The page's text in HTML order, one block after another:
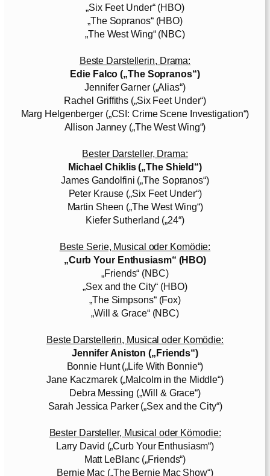
„Six Feet Under“ (HBO)
„The Sopranos“ (HBO)
„The West Wing“ (NBC)
Beste Darstellerin, Drama:
Edie Falco („The Sopranos“)
Jennifer Garner („Alias“)
Rachel Griffiths („Six Feet Under“)
Marg Helgenberger („CSI: Crime Scene Investigation“)
Allison Janney („The West Wing“)
Bester Darsteller, Drama:
Michael Chiklis („The Shield“)
James Gandolfini („The Sopranos“)
Peter Krause („Six Feet Under“)
Martin Sheen („The West Wing“)
Kiefer Sutherland („24“)
Beste Serie, Musical oder Komödie:
„Curb Your Enthusiasm“ (HBO)
„Friends“ (NBC)
„Sex and the City“ (HBO)
„The Simpsons“ (Fox)
„Will & Grace“ (NBC)
Beste Darstellerin, Musical oder Komödie:
Jennifer Aniston („Friends“)
Bonnie Hunt („Life With Bonnie“)
Jane Kaczmarek („Malcolm in the Middle“)
Debra Messing („Will & Grace“)
Sarah Jessica Parker („Sex and the City“)
Bester Darsteller, Musical oder Kömodie:
Larry David („Curb Your Enthusiasm“)
Matt LeBlanc („Friends“)
Bernie Mac („The Bernie Mac Show“)